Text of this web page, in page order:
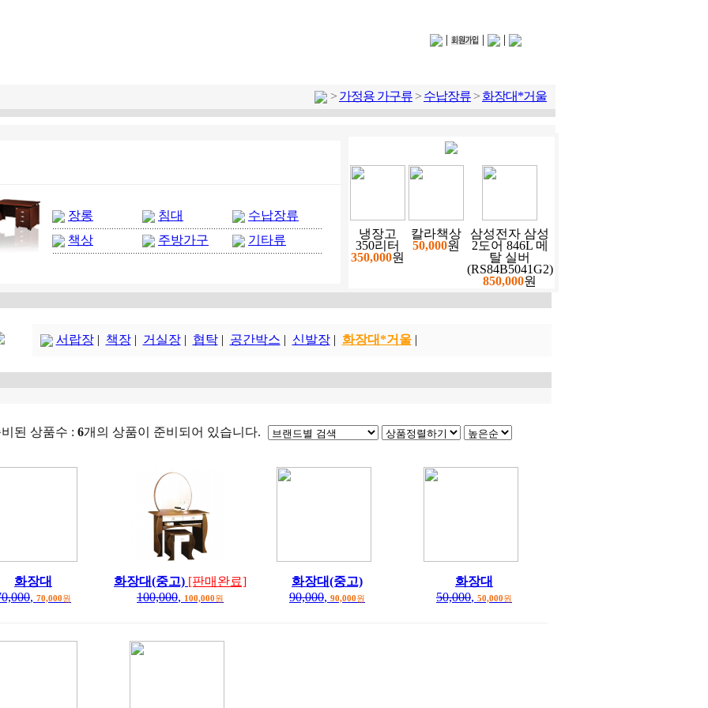
| | |
> 가정용 가구류 > 수납장류 > 화장대*거울
장롱 침대
수납장류
책상
주방가구 기타류
냉장고
350리터
350,000원
칼라책상
50,000원
삼성전자 삼성
2도어 846L 메
탈 실버
(RS84B5041G2)
850,000원
서랍장| 책장| 거실장| 협탁| 공간박스 | 신발장| 화장대*거울|
된 상품수 : 6개의 상품이 준비되어 있습니다.
화장대
, 70,000원
화장대(중고) [판매완료]
100,000, 100,000원
화장대(중고)
90,000, 90,000원
화장대
50,000, 50,000원